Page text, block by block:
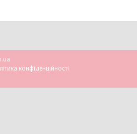
конфіденційності